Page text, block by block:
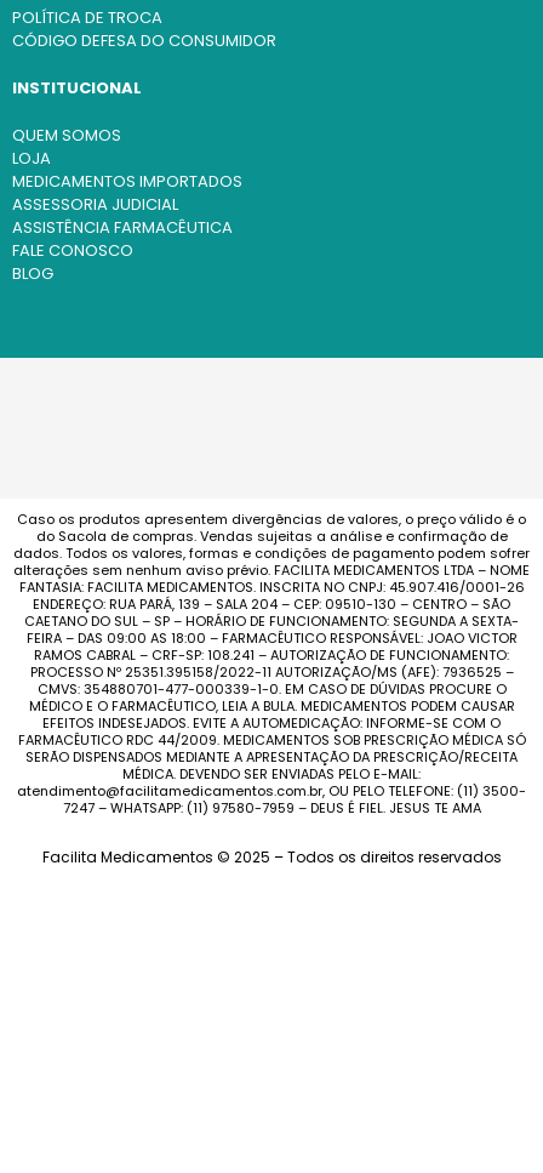
POLÍTICA DE TROCA
CÓDIGO DEFESA DO CONSUMIDOR
INSTITUCIONAL
QUEM SOMOS
LOJA
MEDICAMENTOS IMPORTADOS
ASSESSORIA JUDICIAL
ASSISTÊNCIA FARMACÊUTICA
FALE CONOSCO
BLOG
Caso os produtos apresentem divergências de valores, o preço válido é o
do Sacola de compras. Vendas sujeitas a análise e confirmação de
dados. Todos os valores, formas e condições de pagamento podem sofrer
alterações sem nenhum aviso prévio. FACILITA MEDICAMENTOS LTDA – NOME
FANTASIA: FACILITA MEDICAMENTOS. INSCRITA NO CNPJ: 45.907.416/0001-26
ENDEREÇO: RUA PARÁ, 139 – SALA 204 – CEP: 09510-130 – CENTRO – SÃO
CAETANO DO SUL – SP – HORÁRIO DE FUNCIONAMENTO: SEGUNDA A SEXTA-
FEIRA – DAS 09:00 AS 18:00 – FARMACÊUTICO RESPONSÁVEL: JOAO VICTOR
RAMOS CABRAL – CRF-SP: 108.241 – AUTORIZAÇÃO DE FUNCIONAMENTO:
PROCESSO Nº 25351.395158/2022-11 AUTORIZAÇÃO/MS (AFE): 7936525 –
CMVS: 354880701-477-000339-1-0. EM CASO DE DÚVIDAS PROCURE O
MÉDICO E O FARMACÊUTICO, LEIA A BULA. MEDICAMENTOS PODEM CAUSAR
EFEITOS INDESEJADOS. EVITE A AUTOMEDICAÇÃO: INFORME-SE COM O
FARMACÊUTICO RDC 44/2009. MEDICAMENTOS SOB PRESCRIÇÃO MÉDICA SÓ
SERÃO DISPENSADOS MEDIANTE A APRESENTAÇÃO DA PRESCRIÇÃO/RECEITA
MÉDICA. DEVENDO SER ENVIADAS PELO E-MAIL:
atendimento@facilitamedicamentos.com.br, OU PELO TELEFONE: (11) 3500-
7247 – WHATSAPP: (11) 97580-7959 – DEUS É FIEL. JESUS TE AMA
Facilita Medicamentos © 2025 – Todos os direitos reservados